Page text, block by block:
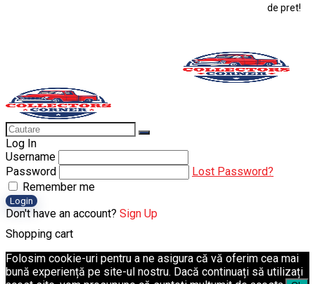
de pret!
Log In
Username
Password
Lost Password?
Remember me
Login
Don't have an account? Sign Up
Shopping cart
Folosim cookie-uri pentru a ne asigura că vă oferim cea mai
bună experiență pe site-ul nostru. Dacă continuați să utilizați